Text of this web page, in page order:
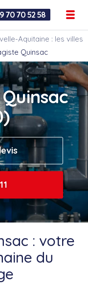
70 70 52 58
Aquitaine : les villes
Quinsac
: votre
du